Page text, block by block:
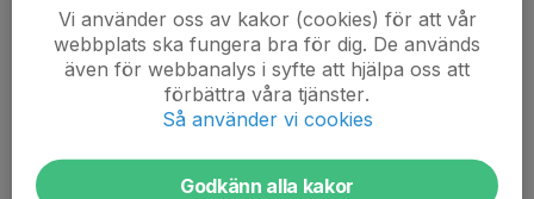
Vi använder oss av kakor (cookies) för att vår
webbplats ska fungera bra för dig. De används
även för webbanalys i syfte att hjälpa oss att
förbättra våra tjänster.
Så använder vi cookies
Godkänn alla kakor